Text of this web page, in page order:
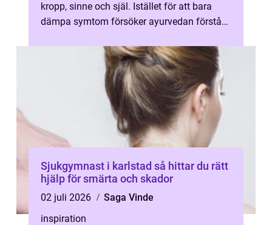
kropp, sinne och själ. Istället för att bara
dämpa symtom försöker ayurvedan förstå
Sjukgymnast i karlstad så hittar du rätt
hjälp för smärta och skador
02 juli 2026
Saga Vinde
inspiration